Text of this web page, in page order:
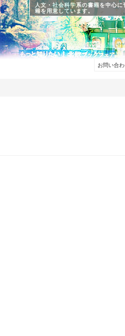
人文・社会科学系の書籍を中心
籍を用意しています。
お問い合